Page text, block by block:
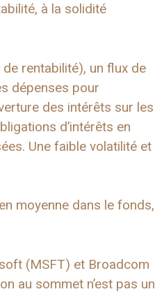
à la solidité
rentabilité), un flux de
dépenses pour
des intérêts sur les
d’intérêts en
Une faible volatilité et
moyenne dans le fonds,
(MSFT) et Broadcom
au sommet n’est pas un